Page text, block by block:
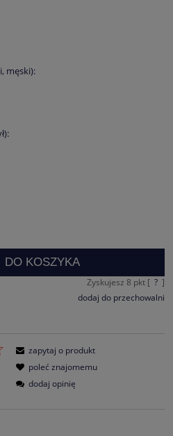
męski):
DO KOSZYKA
Zyskujesz 8 pkt [ ? ]
dodaj do przechowalni
zapytaj o produkt
poleć znajomemu
dodaj opinię